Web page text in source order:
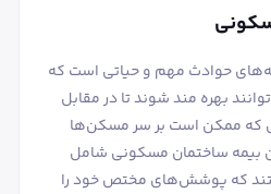
حوادث مهم و حیاتی است که
بهره‌ مند شوند تا در مقابل
که ممکن است بر سر مسکن‌ها
بیمه ساختمان مسکونی شامل
که پوشش‌های مختص خود را